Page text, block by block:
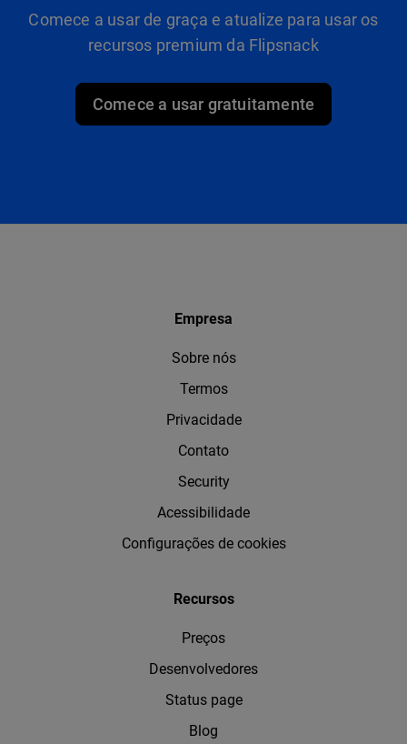
Comece a usar de graça e atualize para usar os
recursos premium da Flipsnack
Comece a usar gratuitamente
Empresa
Sobre nós
Termos
Privacidade
Contato
Security
Acessibilidade
Configurações de cookies
Recursos
Preços
Desenvolvedores
Status page
Blog